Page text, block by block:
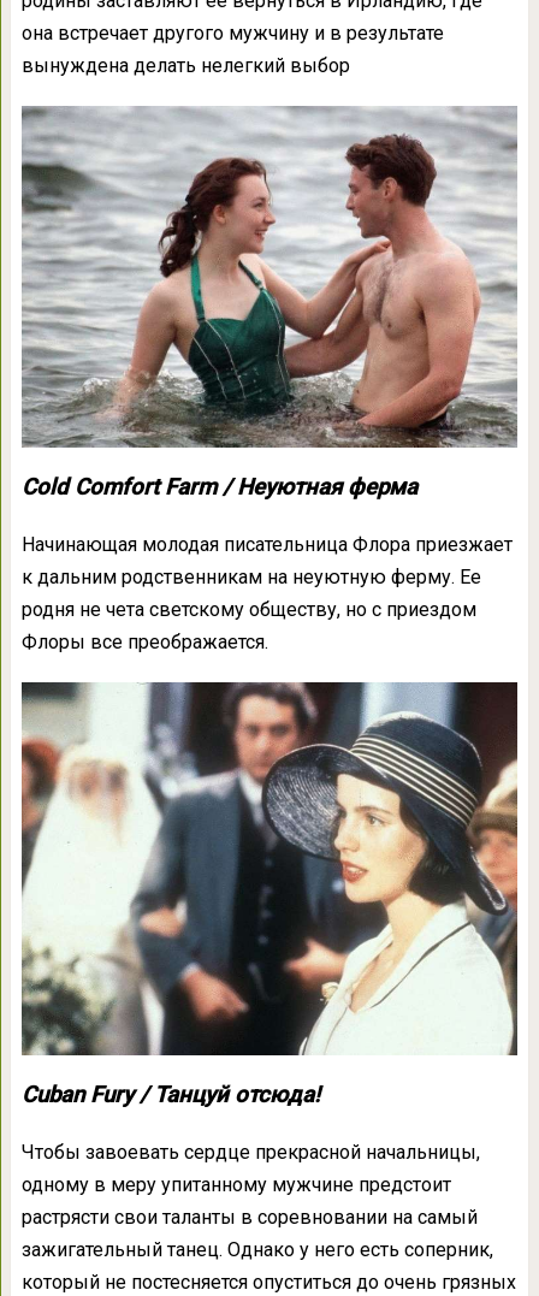
она встречает другого мужчину и в результате
вынуждена делать нелегкий выбор
Cold Comfort Farm / Неуютная ферма
Начинающая молодая писательница Флора приезжает
к дальним родственникам на неуютную ферму. Ее
родня не чета светскому обществу, но с приездом
Флоры все преображается.
Cuban Fury / Танцуй отсюда!
Чтобы завоевать сердце прекрасной начальницы,
одному в меру упитанному мужчине предстоит
растрясти свои таланты в соревновании на самый
зажигательный танец. Однако у него есть соперник,
который не постесняется опуститься до очень грязных